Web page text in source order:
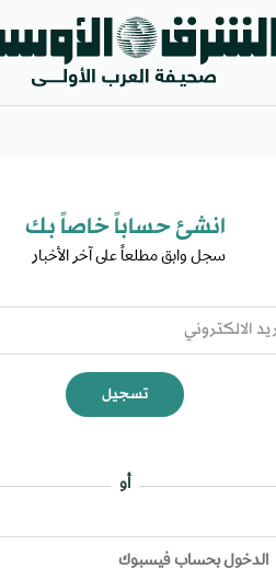
انشئ حساباً خاصاً بك​
سجل وابق مطلعاً على آخر الأخبار ​
تسجيل
أو
الدخول بحساب فيسبوك